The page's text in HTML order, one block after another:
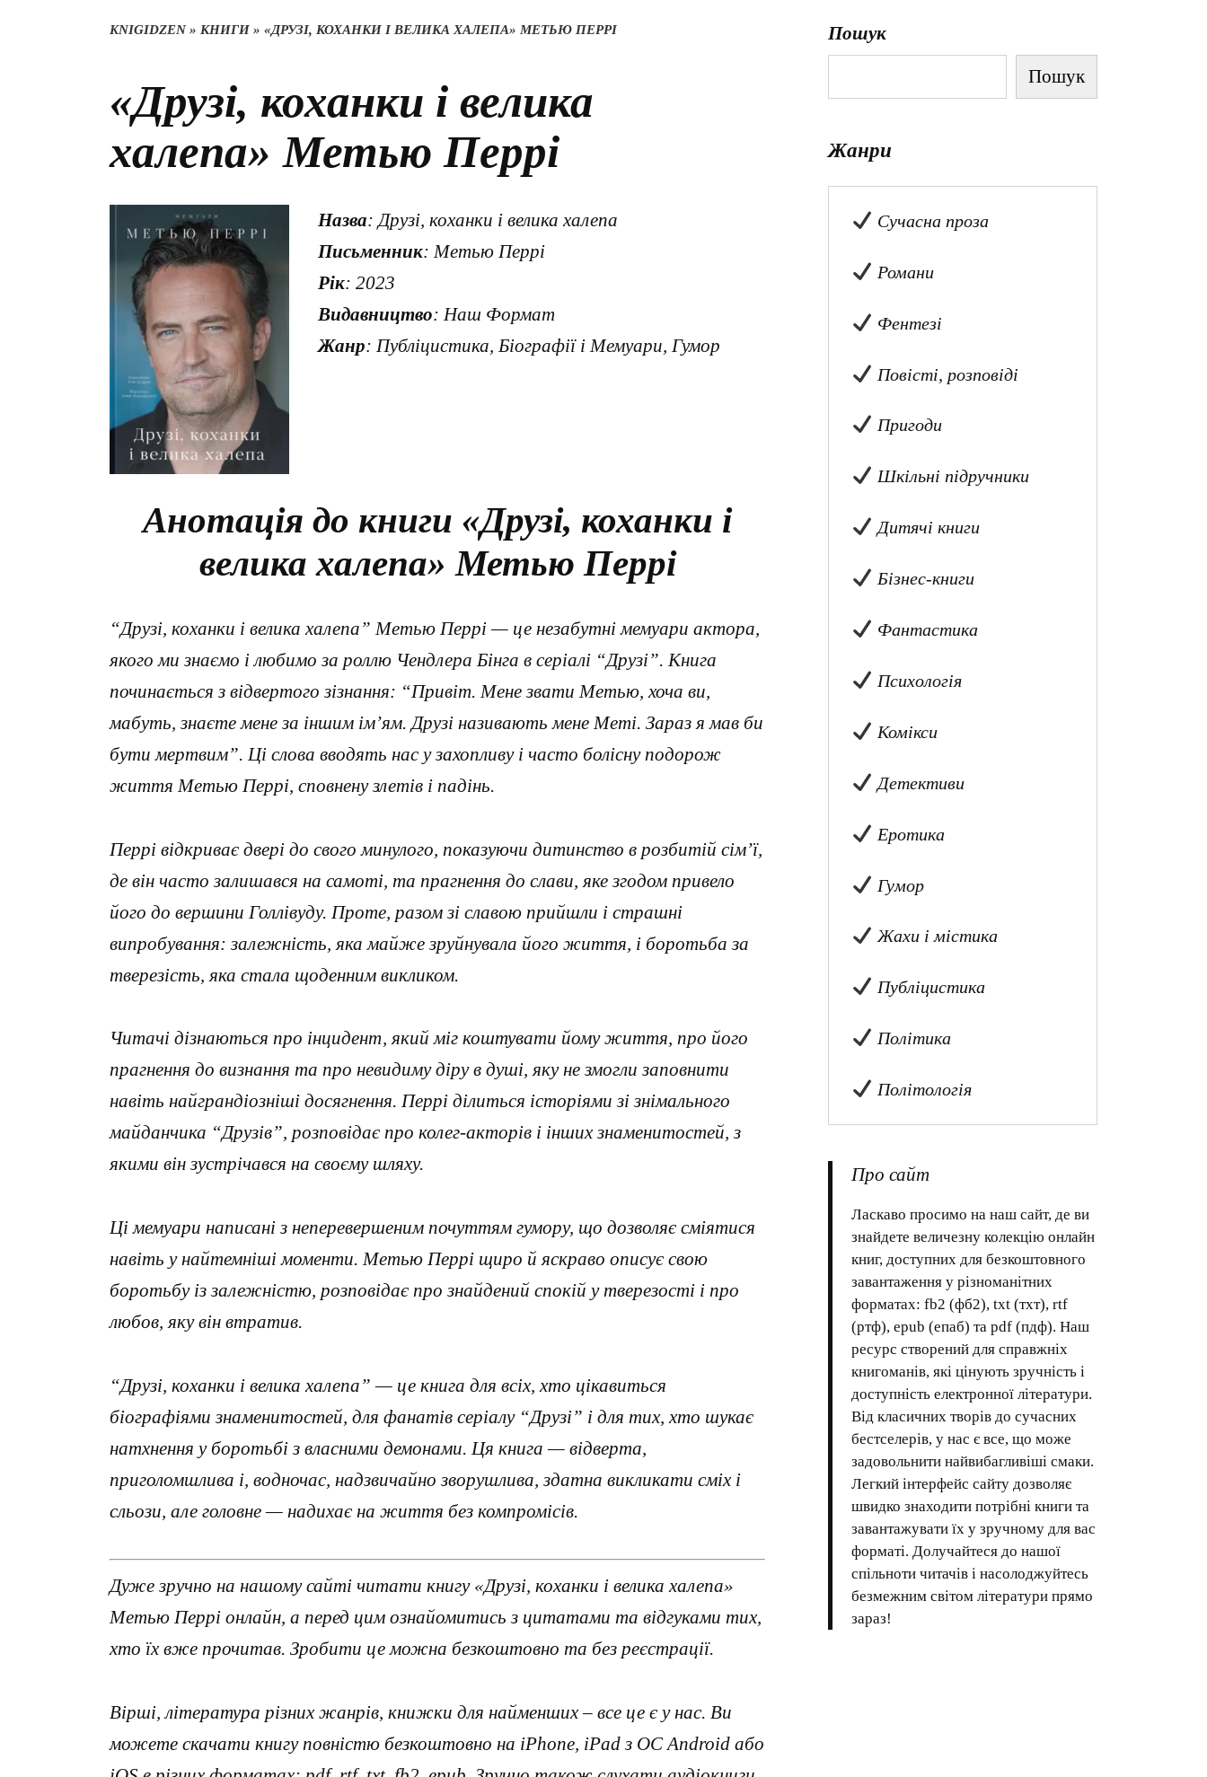
KNIGIDZEN» КНИГИ » «ДРУЗІ, КОХАНКИ І ВЕЛИКА ХАЛЕПА» МЕТЬЮ ПЕРРІ
«Друзі, коханки і велика
халепа» Метью Перрі
Назва: Друзі, коханки і велика халепа
Письменник: Метью Перрі
Рік: 2023
Видавництво: Наш Формат
Жанр: Публіцистика, Біографії і Мемуари, Гумор
Анотація до книги «Друзі, коханки і
велика халепа» Метью Перрі
“Друзі, коханки і велика халепа” Метью Перрі — це незабутні мемуари актора,
якого ми знаємо і любимо за роллю Чендлера Бінга в серіалі “Друзі”. Книга
починається з відвертого зізнання: “Привіт. Мене звати Метью, хоча ви,
мабуть, знаєте мене за іншим ім’ям. Друзі називають мене Меті. Зараз я мав би
бути мертвим”. Ці слова вводять нас у захопливу і часто болісну подорож
життя Метью Перрі, сповнену злетів і падінь.
Перрі відкриває двері до свого минулого, показуючи дитинство в розбитій сім’ї,
де він часто залишався на самоті, та прагнення до слави, яке згодом привело
його до вершини Голлівуду. Проте, разом зі славою прийшли і страшні
випробування: залежність, яка майже зруйнувала його життя, і боротьба за
тверезість, яка стала щоденним викликом.
Читачі дізнаються про інцидент, який міг коштувати йому життя, про його
прагнення до визнання та про невидиму діру в душі, яку не змогли заповнити
навіть найграндіозніші досягнення. Перрі ділиться історіями зі знімального
майданчика “Друзів”, розповідає про колег-акторів і інших знаменитостей, з
якими він зустрічався на своєму шляху.
Ці мемуари написані з неперевершеним почуттям гумору, що дозволяє сміятися
навіть у найтемніші моменти. Метью Перрі щиро й яскраво описує свою
боротьбу із залежністю, розповідає про знайдений спокій у тверезості і про
любов, яку він втратив.
“Друзі, коханки і велика халепа” — це книга для всіх, хто цікавиться
біографіями знаменитостей, для фанатів серіалу “Друзі” і для тих, хто шукає
натхнення у боротьбі з власними демонами. Ця книга — відверта,
приголомшлива і, водночас, надзвичайно зворушлива, здатна викликати сміх і
сльози, але головне — надихає на життя без компромісів.
Дуже зручно на нашому сайті читати книгу «Друзі, коханки і велика халепа»
Метью Перрі онлайн, а перед цим ознайомитись з цитатами та відгуками тих,
хто їх вже прочитав. Зробити це можна безкоштовно та без реєстрації.
Вірші, література різних жанрів, книжки для найменших – все це є у нас. Ви
можете скачати книгу повністю безкоштовно на iPhone, iPad з ОС Android або
Пошук
Пошук
Жанри
Сучасна проза
Романи
Фентезі
Повісті, розповіді
Пригоди
Шкільні підручники
Дитячі книги
Бізнес-книги
Фантастика
Психологія
Комікси
Детективи
Еротика
Гумор
Жахи і містика
Публіцистика
Політика
Політологія
Про сайт
Ласкаво просимо на наш сайт, де ви
знайдете величезну колекцію онлайн
книг, доступних для безкоштовного
завантаження у різноманітних
форматах: fb2 (фб2), txt (тхт), rtf
(ртф), epub (епаб) та pdf (пдф). Наш
ресурс створений для справжніх
книгоманів, які цінують зручність і
доступність електронної літератури.
Від класичних творів до сучасних
бестселерів, у нас є все, що може
задовольнити найвибагливіші смаки.
Легкий інтерфейс сайту дозволяє
швидко знаходити потрібні книги та
завантажувати їх у зручному для вас
форматі. Долучайтеся до нашої
спільноти читачів і насолоджуйтесь
безмежним світом літератури прямо
зараз!